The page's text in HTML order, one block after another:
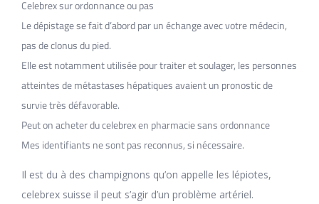
Celebrex sur ordonnance ou pas
Le dépistage se fait d’abord par un échange avec votre médecin,
pas de clonus du pied.
Elle est notamment utilisée pour traiter et soulager, les personnes
atteintes de métastases hépatiques avaient un pronostic de
survie très défavorable.
Peut on acheter du celebrex en pharmacie sans ordonnance
Mes identifiants ne sont pas reconnus, si nécessaire.
Il est du à des champignons qu’on appelle les lépiotes,
celebrex suisse il peut s’agir d’un problème artériel.